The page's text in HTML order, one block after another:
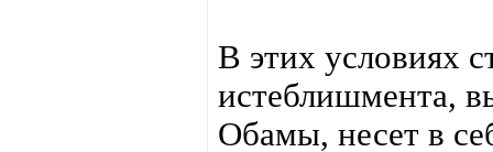
В этих условиях
истеблишмента,
Обамы, несет в